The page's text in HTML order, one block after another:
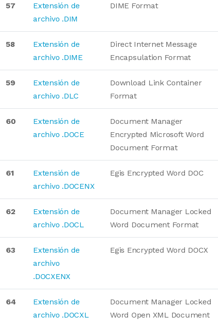
57
Extensión de
archivo .DIM
DIME Format
58
Extensión de
archivo .DIME
Direct Internet Message
Encapsulation Format
59
Extensión de
archivo .DLC
Download Link Container
Format
60
Extensión de
archivo .DOCE
Document Manager
Encrypted Microsoft Word
Document Format
61
Extensión de
archivo .DOCENX
Egis Encrypted Word DOC
62
Extensión de
archivo .DOCL
Document Manager Locked
Word Document Format
63
Extensión de
archivo
.DOCXENX
Egis Encrypted Word DOCX
64
Extensión de
archivo .DOCXL
Document Manager Locked
Word Open XML Document